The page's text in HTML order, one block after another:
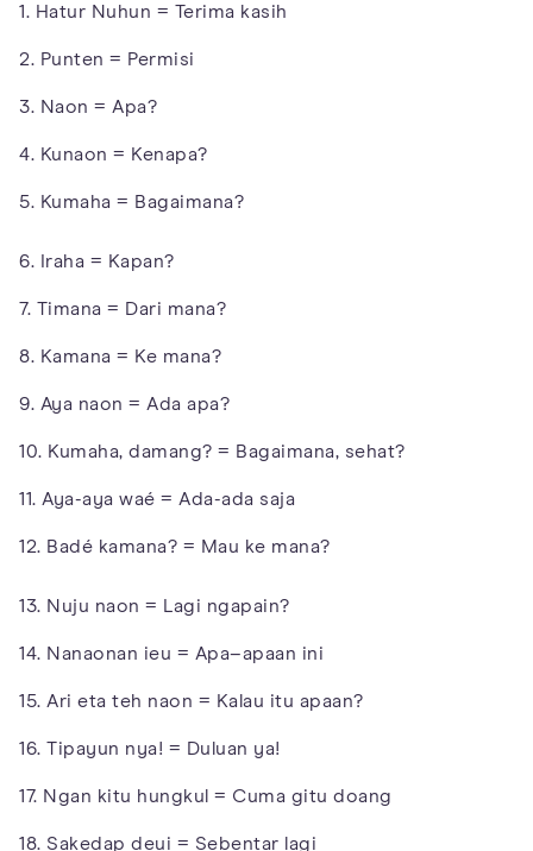
1. Hatur Nuhun = Terima kasih
2. Punten = Permisi
3. Naon = Apa?
4. Kunaon = Kenapa?
5. Kumaha = Bagaimana?
6. Iraha = Kapan?
7. Timana = Dari mana?
8. Kamana = Ke mana?
9. Aya naon = Ada apa?
10. Kumaha, damang? = Bagaimana, sehat?
11. Aya-aya waé = Ada-ada saja
12. Badé kamana? = Mau ke mana?
13. Nuju naon = Lagi ngapain?
14. Nanaonan ieu = Apa–apaan ini
15. Ari eta teh naon = Kalau itu apaan?
16. Tipayun nya! = Duluan ya!
17. Ngan kitu hungkul = Cuma gitu doang
18. Sakedap deui = Sebentar lagi